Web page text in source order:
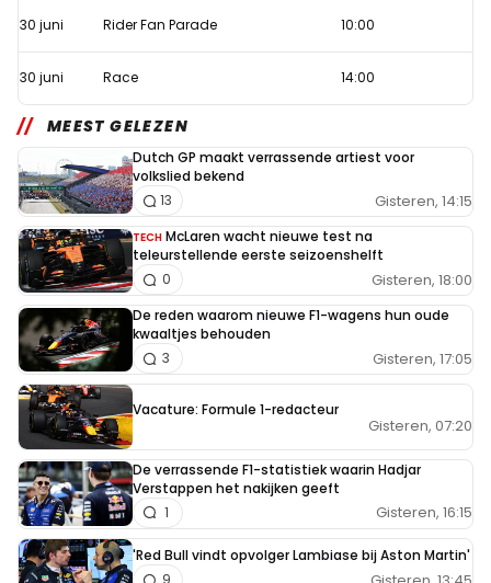
30 juni Rider Fan Parade 10:00
30 juni Race 14:00
MEEST GELEZEN
Dutch GP maakt verrassende artiest voor
volkslied bekend
Gisteren, 14:15
13
TECH McLaren wacht nieuwe test na
teleurstellende eerste seizoenshelft
Gisteren, 18:00
0
De reden waarom nieuwe F1-wagens hun oude
kwaaltjes behouden
Gisteren, 17:05
3
Vacature: Formule 1-redacteur
Gisteren, 07:20
De verrassende F1-statistiek waarin Hadjar
Verstappen het nakijken geeft
Gisteren, 16:15
1
'Red Bull vindt opvolger Lambiase bij Aston Martin'
9